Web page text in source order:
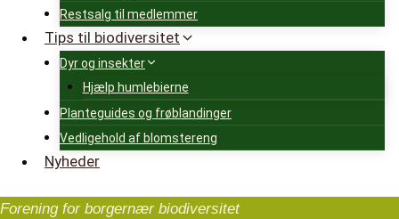
Restsalg til medlemmer
Tips til biodiversitet
Dyr og insekter
Hjælp humlebierne
Planteguides og frøblandinger
Vedligehold af blomstereng
Nyheder
Forening for borgernær biodiversitet